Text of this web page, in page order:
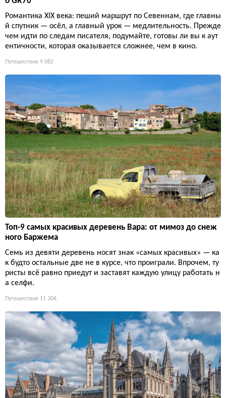
Романтика XIX века: пеший маршрут по Севеннам, где главны
й спутник — осёл, а главный урок — медлительность. Прежде
чем идти по следам писателя, подумайте, готовы ли вы к аут
ентичности, которая оказывается сложнее, чем в кино.
Путешествия 9 082
Топ-9 самых красивых деревень Вара: от мимоз до снеж
ного Баржема
Семь из девяти деревень носят знак «самых красивых» — ка
к будто остальные две не в курсе, что проиграли. Впрочем, ту
ристы всё равно приедут и заставят каждую улицу работать н
а селфи.
Путешествия 11 306